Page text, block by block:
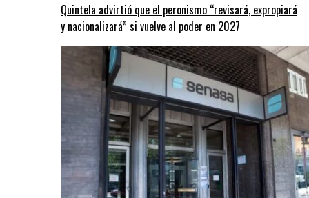
Quintela advirtió que el peronismo “revisará, expropiará
y nacionalizará” si vuelve al poder en 2027